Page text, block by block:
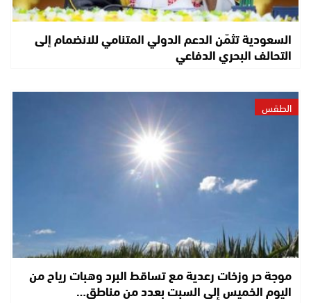
السعودية تثمّن الدعم الدولي المتنامي للانضمام إلى
التحالف البحري الدفاعي
الطقس
موجة حر وزخات رعدية مع تساقط البرد وهبات رياح من
اليوم الخميس إلى السبت بعدد من مناطق…